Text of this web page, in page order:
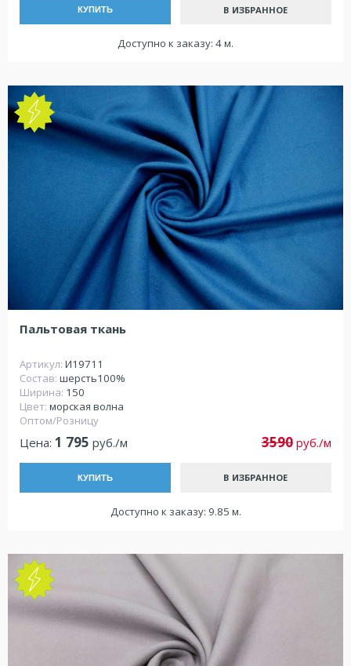
КУПИТЬ В ИЗБРАННОЕ
Доступно к заказу: 4 м.
NEW
Пальтовая ткань
Артикул: И19711
Состав: шерсть100%
Ширина: 150
Цвет: морская волна
Оптом/Розницу
Цена: 1 795 руб./м 3590 руб./м
КУПИТЬ В ИЗБРАННОЕ
Доступно к заказу: 9.85 м.
NEW